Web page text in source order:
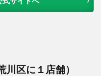
川区に１店舗）